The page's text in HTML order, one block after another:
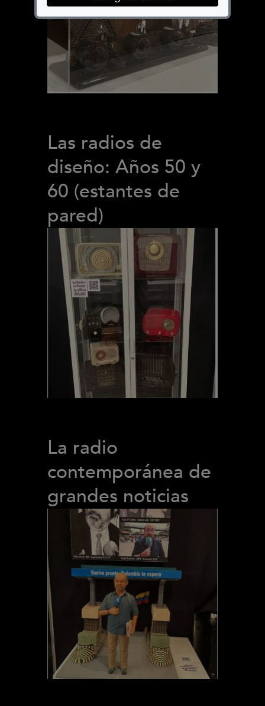
Las radios de
diseño: Años 50 y
60 (estantes de
pared)
La radio
contemporánea de
grandes noticias